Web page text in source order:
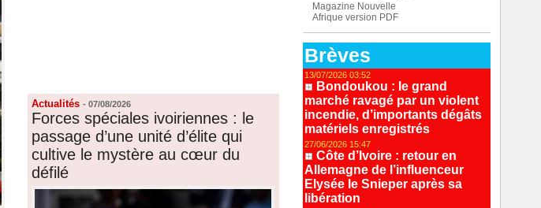
Actualités - 07/08/2026
Forces spéciales ivoiriennes : le
passage d’une unité d’élite qui
cultive le mystère au cœur du
défilé
Magazine Nouvelle
Afrique version PDF
Brèves
13/07/2026 03:52
Bondoukou : le grand
marché ravagé par un violent
incendie, d’importants dégâts
matériels enregistrés
27/06/2026 15:47
Côte d’Ivoire : retour en
Allemagne de l’influenceur
Elysée le Snieper après sa
libération